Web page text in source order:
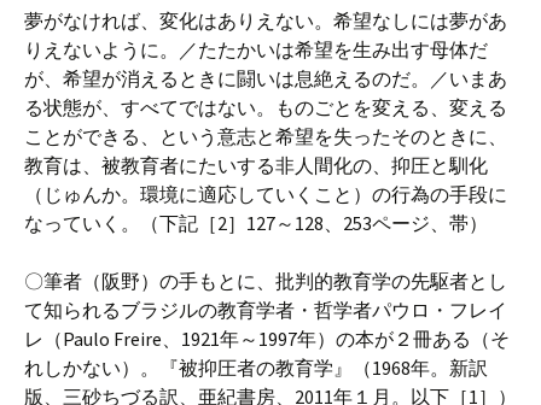
夢がなければ、変化はありえない。希望なしには夢があ
りえないように。／たたかいは希望を生み出す母体だ
が、希望が消えるときに闘いは息絶えるのだ。／いまあ
る状態が、すべてではない。ものごとを変える、変える
ことができる、という意志と希望を失ったそのときに、
教育は、被教育者にたいする非人間化の、抑圧と馴化
（じゅんか。環境に適応していくこと）の行為の手段に
なっていく。（下記［2］127～128、253ページ、帯）
〇筆者（阪野）の手もとに、批判的教育学の先駆者とし
て知られるブラジルの教育学者・哲学者パウロ・フレイ
レ（Paulo Freire、1921年～1997年）の本が２冊ある（そ
れしかない）。『被抑圧者の教育学』（1968年。新訳
版、三砂ちづる訳、亜紀書房、2011年１月。以下［1］）